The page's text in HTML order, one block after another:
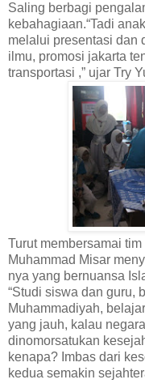
Saling berbagi
kebahagiaan.“Tadi
melalui presentasi dan
ilmu, promosi jakarta
transportasi ,” ujar Try
Turut membersamai
Muhammad Misar
nya yang bernuansa
“Studi siswa dan guru,
Muhammadiyah,
yang jauh, kalau
dinomorsatukan
kenapa? Imbas dari
kedua semakin